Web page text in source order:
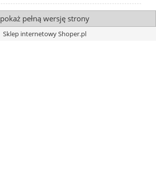
pokaż pełną wersję strony
Sklep internetowy Shoper.pl